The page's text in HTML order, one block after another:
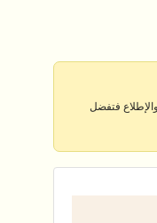
فتفضل